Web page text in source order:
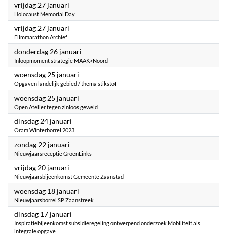
vrijdag 27 januari
Holocaust Memorial Day
vrijdag 27 januari
Filmmarathon Archief
donderdag 26 januari
Inloopmoment strategie MAAK>Noord
woensdag 25 januari
Opgaven landelijk gebied / thema stikstof
woensdag 25 januari
Open Atelier tegen zinloos geweld
dinsdag 24 januari
Oram Winterborrel 2023
zondag 22 januari
Nieuwjaarsreceptie GroenLinks
vrijdag 20 januari
Nieuwjaarsbijeenkomst Gemeente Zaanstad
woensdag 18 januari
Nieuwjaarsborrel SP Zaanstreek
dinsdag 17 januari
Inspiratiebijeenkomst subsidieregeling ontwerpend onderzoek Mobiliteit als
integrale opgave